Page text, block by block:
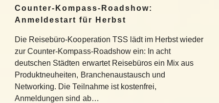
Counter-Kompass-Roadshow:
Anmeldestart für Herbst
Die Reisebüro-Kooperation TSS lädt im Herbst wieder
zur Counter-Kompass-Roadshow ein: In acht
deutschen Städten erwartet Reisebüros ein Mix aus
Produktneuheiten, Branchenaustausch und
Networking. Die Teilnahme ist kostenfrei,
Anmeldungen sind ab…